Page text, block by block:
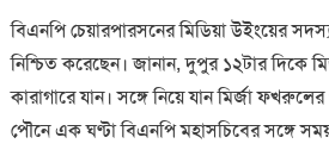
বিএনপি চেয়ারপারসনের মিডিয়া উইংয়ের
নিশ্চিত করেছেন। জানান, দুপুর ১২টার দিকে
কারাগারে যান। সঙ্গে নিয়ে যান মির্জা
পৌনে এক ঘণ্টা বিএনপি মহাসচিবের সঙ্গে